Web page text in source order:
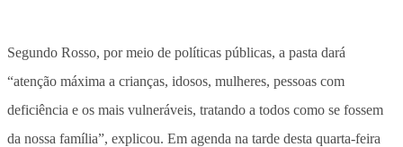
Segundo Rosso, por meio de políticas públicas, a pasta dará
“atenção máxima a crianças, idosos, mulheres, pessoas com
deficiência e os mais vulneráveis, tratando a todos como se fossem
da nossa família”, explicou. Em agenda na tarde desta quarta-feira